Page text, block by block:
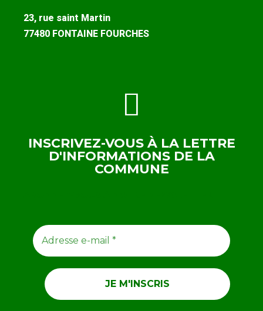
23, rue saint Martin
77480 FONTAINE FOURCHES
INSCRIVEZ-VOUS À LA LETTRE
D'INFORMATIONS DE LA
COMMUNE